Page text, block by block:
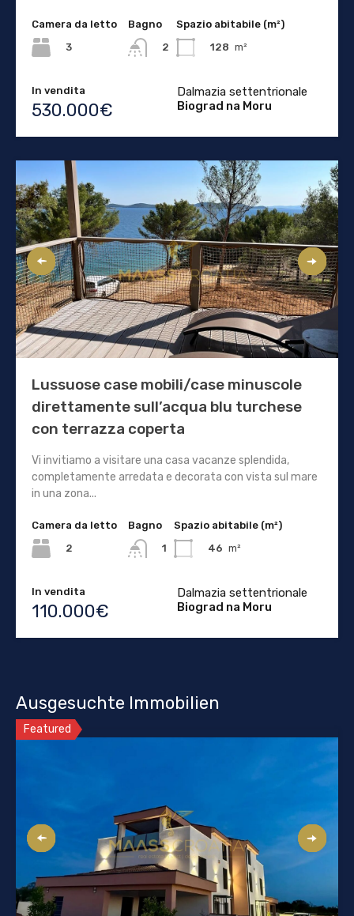
Camera da letto
3
Bagno
2
Spazio abitabile (m²)
128 m²
In vendita
530.000€
Dalmazia settentrionale
Biograd na Moru
Lussuose case mobili/case minuscole
direttamente sull’acqua blu turchese
con terrazza coperta
Vi invitiamo a visitare una casa vacanze splendida,
completamente arredata e decorata con vista sul mare
in una zona...
Camera da letto
2
Bagno
1
Spazio abitabile (m²)
46 m²
In vendita
110.000€
Dalmazia settentrionale
Biograd na Moru
Ausgesuchte Immobilien
Featured